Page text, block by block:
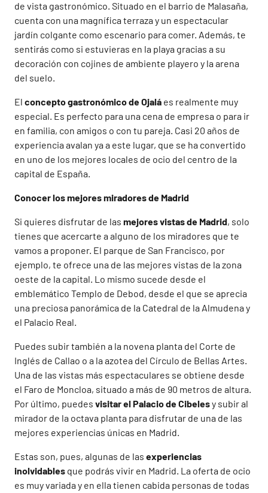
de vista gastronómico. Situado en el barrio de Malasaña,
cuenta con una magnífica terraza y un espectacular
jardín colgante como escenario para comer. Además, te
sentirás como si estuvieras en la playa gracias a su
decoración con cojines de ambiente playero y la arena
del suelo.
El concepto gastronómico de Ojalá es realmente muy
especial. Es perfecto para una cena de empresa o para ir
en familia, con amigos o con tu pareja. Casi 20 años de
experiencia avalan ya a este lugar, que se ha convertido
en uno de los mejores locales de ocio del centro de la
capital de España.
Conocer los mejores miradores de Madrid
Si quieres disfrutar de las mejores vistas de Madrid, solo
tienes que acercarte a alguno de los miradores que te
vamos a proponer. El parque de San Francisco, por
ejemplo, te ofrece una de las mejores vistas de la zona
oeste de la capital. Lo mismo sucede desde el
emblemático Templo de Debod, desde el que se aprecia
una preciosa panorámica de la Catedral de la Almudena y
el Palacio Real.
Puedes subir también a la novena planta del Corte de
Inglés de Callao o a la azotea del Círculo de Bellas Artes.
Una de las vistas más espectaculares se obtiene desde
el Faro de Moncloa, situado a más de 90 metros de altura.
Por último, puedes visitar el Palacio de Cibelesy subir al
mirador de la octava planta para disfrutar de una de las
mejores experiencias únicas en Madrid.
Estas son, pues, algunas de las experiencias
inolvidables que podrás vivir en Madrid. La oferta de ocio
es muy variada y en ella tienen cabida personas de todas